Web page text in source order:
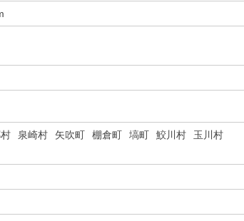
泉崎村 矢吹町 棚倉町 塙町 鮫川村
玉川村